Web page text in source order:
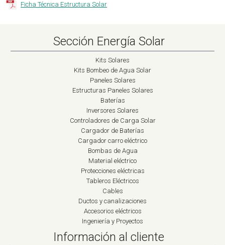
Ficha Técnica Estructura Solar
Sección Energía Solar
Kits Solares
Kits Bombeo de Agua Solar
Paneles Solares
Estructuras Paneles Solares
Baterías
Inversores Solares
Controladores de Carga Solar
Cargador de Baterías
Cargador carro eléctrico
Bombas de Agua
Material eléctrico
Protecciones eléctricas
Tableros Eléctricos
Cables
Ductos y canalizaciones
Accesorios eléctricos
Ingeniería y Proyectos
Información al cliente